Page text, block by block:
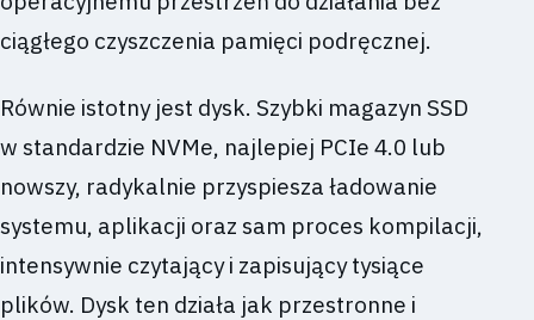
ciągłego czyszczenia pamięci podręcznej.
Równie istotny jest dysk. Szybki magazyn SSD
w standardzie NVMe, najlepiej PCIe 4.0 lub
nowszy, radykalnie przyspiesza ładowanie
systemu, aplikacji oraz sam proces kompilacji,
intensywnie czytający i zapisujący tysiące
plików. Dysk ten działa jak przestronne i